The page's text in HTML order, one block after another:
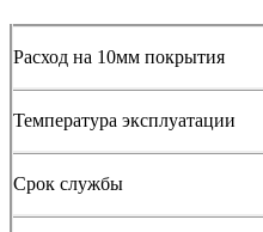
Расход на 10мм покрытия
Температура эксплуатации
Срок службы